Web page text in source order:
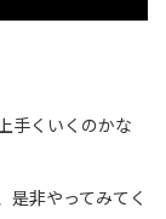
手くいくのかな
是非やってみてく